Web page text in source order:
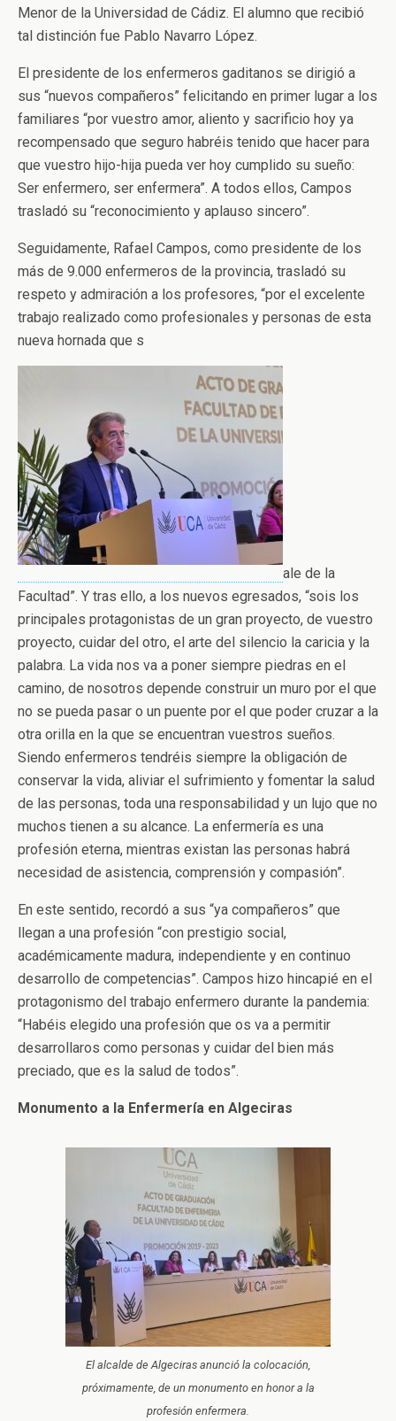
Menor de la Universidad de Cádiz. El alumno que recibió
tal distinción fue Pablo Navarro López.
El presidente de los enfermeros gaditanos se dirigió a
sus “nuevos compañeros” felicitando en primer lugar a los
familiares “por vuestro amor, aliento y sacrificio hoy ya
recompensado que seguro habréis tenido que hacer para
que vuestro hijo-hija pueda ver hoy cumplido su sueño:
Ser enfermero, ser enfermera”. A todos ellos, Campos
trasladó su “reconocimiento y aplauso sincero”.
Seguidamente, Rafael Campos, como presidente de los
más de 9.000 enfermeros de la provincia, trasladó su
respeto y admiración a los profesores, “por el excelente
trabajo realizado como profesionales y personas de esta
nueva hornada que s
ale de la
Facultad”. Y tras ello, a los nuevos egresados, “sois los
principales protagonistas de un gran proyecto, de vuestro
proyecto, cuidar del otro, el arte del silencio la caricia y la
palabra. La vida nos va a poner siempre piedras en el
camino, de nosotros depende construir un muro por el que
no se pueda pasar o un puente por el que poder cruzar a la
otra orilla en la que se encuentran vuestros sueños.
Siendo enfermeros tendréis siempre la obligación de
conservar la vida, aliviar el sufrimiento y fomentar la salud
de las personas, toda una responsabilidad y un lujo que no
muchos tienen a su alcance. La enfermería es una
profesión eterna, mientras existan las personas habrá
necesidad de asistencia, comprensión y compasión”.
En este sentido, recordó a sus “ya compañeros” que
llegan a una profesión “con prestigio social,
académicamente madura, independiente y en continuo
desarrollo de competencias”. Campos hizo hincapié en el
protagonismo del trabajo enfermero durante la pandemia:
“Habéis elegido una profesión que os va a permitir
desarrollaros como personas y cuidar del bien más
preciado, que es la salud de todos”.
Monumento a la Enfermería en Algeciras
El alcalde de Algeciras anunció la colocación,
próximamente, de un monumento en honor a la
profesión enfermera.